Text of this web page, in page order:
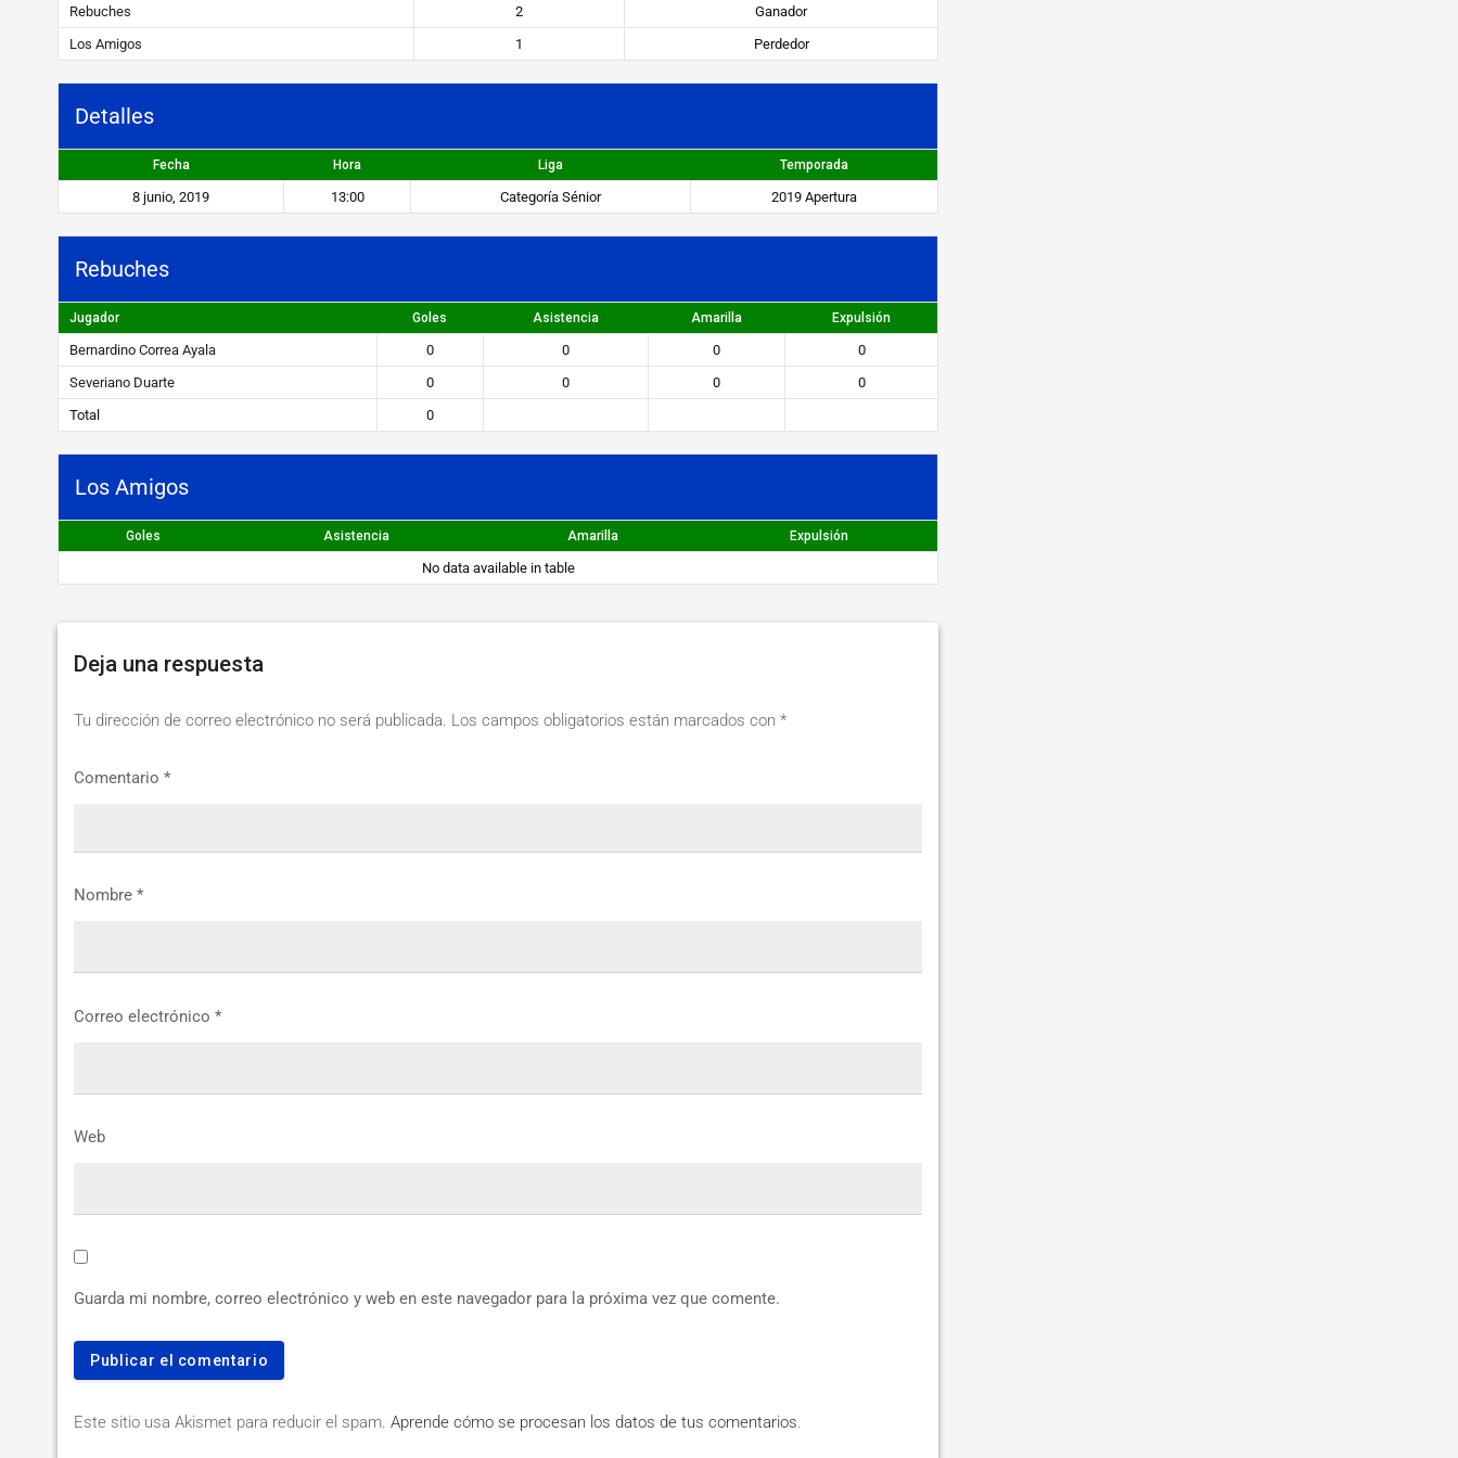
v
L
o
s
i
g
o
s
STEIBI
https://steibi.org.py/wp-
content/uploads/2019/04/STEIBI-
Rebuches 2
Ganador
Los Amigos
1 Perdedor
Detalles
Fecha Hora Liga Temporada
8 junio, 2019 13:00 Categoría Sénior 2019 Apertura
Rebuches
Jugador Goles Asistencia Amarilla Expulsión
Bernardino Correa Ayala 0 0 0
0
Severiano Duarte
0 0 0
0
Total
0
Los Amigos
Goles Asistencia Amarilla Expulsión
No data available in table
Deja una respuesta
Tu dirección de correo electrónico no será publicada. Los campos obligatorios están marcados con *
Comentario *
Nombre *
Correo electrónico *
Web
Guarda mi nombre, correo electrónico y web en este navegador para la próxima vez que comente.
Este sitio usa Akismet para reducir el spam. Aprende cómo se procesan los datos de tus comentarios.